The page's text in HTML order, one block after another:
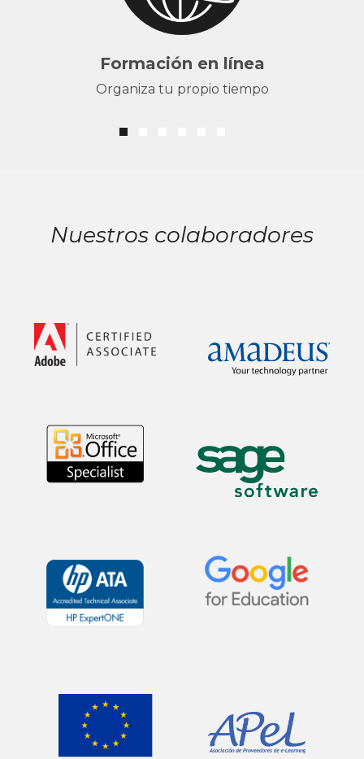
Formación en línea
Organiza tu propio tiempo
Nuestros colaboradores